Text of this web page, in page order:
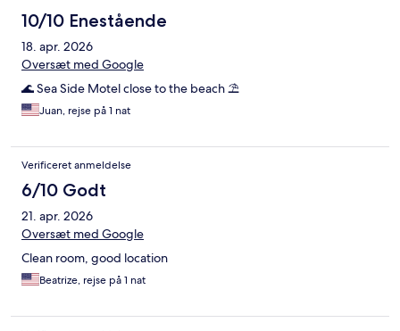
10/10 Enestående
18. apr. 2026
Oversæt med Google
🌊 Sea Side Motel close to the beach ⛱️
Juan, rejse på 1 nat
Verificeret anmeldelse
6/10 Godt
21. apr. 2026
Oversæt med Google
Clean room, good location
Beatrize, rejse på 1 nat